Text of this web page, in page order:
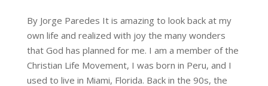
By Jorge Paredes It is amazing to look back at my
own life and realized with joy the many wonders
that God has planned for me. I am a member of the
Christian Life Movement, I was born in Peru, and I
used to live in Miami, Florida. Back in the 90s, the